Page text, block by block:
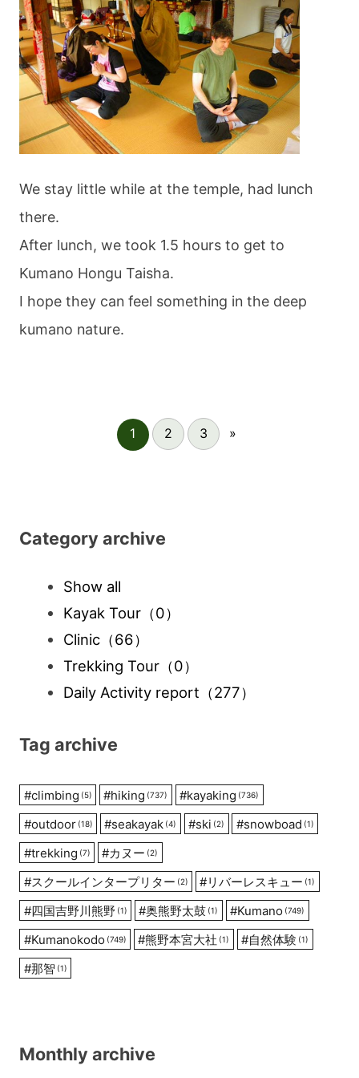
We stay little while at the temple, had lunch
there.
After lunch, we took 1.5 hours to get to
Kumano Hongu Taisha.
I hope they can feel something in the deep
kumano nature.
1 2 3 »
Category archive
Show all
Kayak Tour （0）
Clinic （66）
Trekking Tour （0）
Daily Activity report （277）
Tag archive
#climbing (5) #hiking (737) #kayaking (736)
#outdoor (18) #seakayak (4) #ski (2) #snowboad (1)
#trekking (7) #カヌー (2)
#スクールインタープリター (2) #リバーレスキュー (1)
#四国吉野川熊野 (1) #奥熊野太鼓 (1) #Kumano (749)
#Kumanokodo (749) #熊野本宮大社 (1) #自然体験 (1)
#那智 (1)
Monthly archive